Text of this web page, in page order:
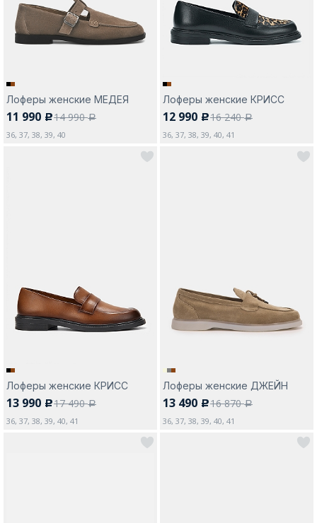
Лоферы женские МЕДЕЯ
11 990 c14 990a
36, 37, 38, 39, 40
Лоферы женские КРИСС
12 990 c16 240a
36, 37, 38, 39, 40, 41
Лоферы женские КРИСС
13 990 c17 490a
36, 37, 38, 39, 40, 41
Лоферы женские ДЖЕЙН
13 490 c16 870a
36, 37, 38, 39, 40, 41